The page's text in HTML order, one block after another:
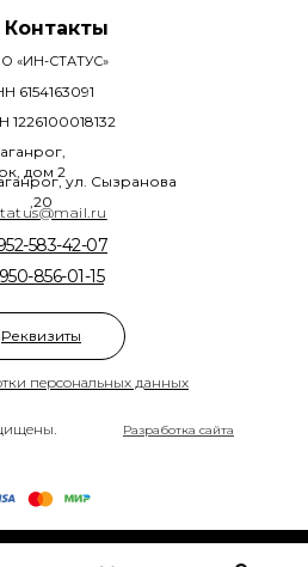
персональных данных
856-01-15
583-42-07
«ИН-СТАТУС»
дом 2
ул. Сызранова
,20
1226100018132
6154163091
Разработка сайта
Контакты
Реквизиты